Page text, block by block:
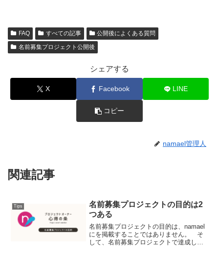
FAQ すべての記事
公開後によくある質問
名前募集プロジェクト公開後
シェアする
X Facebook LINE
コピー
namael管理人
関連記事
Tips
名前募集プロジェクトの目的は2
つある
名前募集プロジェクトの目的は、namael
にを掲載することではありません。 そ
して、名前募集プロジェクトで達成しう